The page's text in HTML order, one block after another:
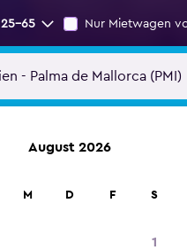
25-65 Nur Mietwagen
August 2026
M D F S
1